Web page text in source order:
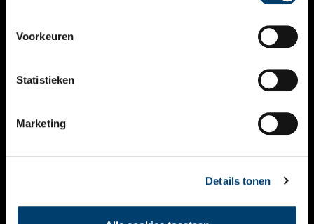
Voorkeuren
Statistieken
Marketing
Details tonen
KALENDER
THEMA’S
VIDEO’S
CONTACT